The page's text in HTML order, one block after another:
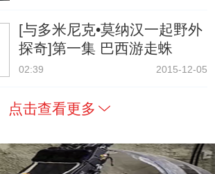
[与多米尼克•莫纳汉一起野外
探奇]第一集 巴西游走蛛
02:39 2015-12-05
点击查看更多